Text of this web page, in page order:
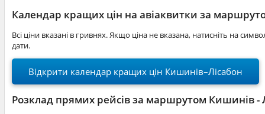
Календар кращих цін на авіаквитки за
Всі ціни вказані в гривнях. Якщо ціна не вказана, натисніть на
дати.
Відкрити календар кращих цін Кишинів–Лісабон
Розклад прямих рейсів за маршрутом Кишинів -